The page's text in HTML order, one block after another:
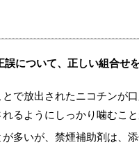
について、正しい組合せを
で放出されたニコチンが
るようにしっかり噛むこと
多いが、禁煙補助剤は、